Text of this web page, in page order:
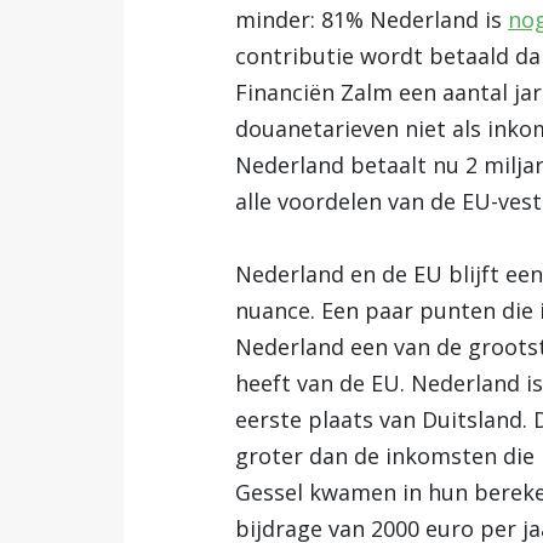
minder: 81% Nederland is
contributie wordt betaald
Financiën Zalm een aantal
douanetarieven niet als
Nederland betaalt nu 2
alle voordelen van de EU-
Nederland en de EU blijft
nuance. Een paar punten
Nederland een van de
heeft van de EU. Nederland
eerste plaats van Duitsland.
groter dan de inkomsten die
Gessel kwamen in hun
bijdrage van 2000 euro per